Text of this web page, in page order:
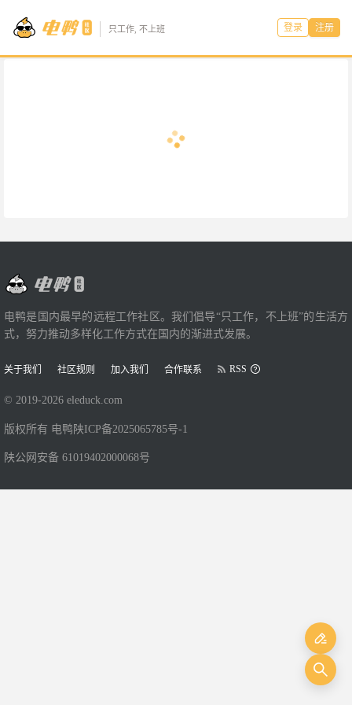
只工作, 不上班 登录 注册
电鸭是国内最早的远程工作社区。我们倡导“只工作，不上班”的生活方
式，努力推动多样化工作方式在国内的渐进式发展。
关于我们 社区规则 加入我们 合作联系 RSS
© 2019-2026 eleduck.com
版权所有 电鸭 陕ICP备2025065785号-1
陕公网安备 61019402000068号